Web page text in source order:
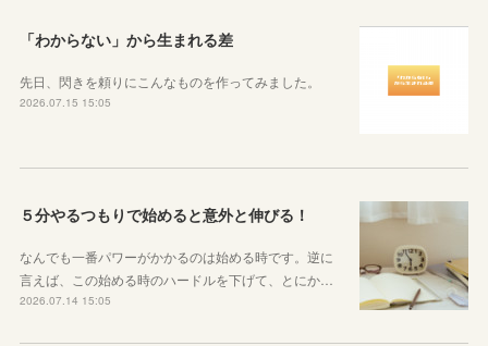
「わからない」から生まれる差
先日、閃きを頼りにこんなものを作ってみました。
2026.07.15 15:05
５分やるつもりで始めると意外と伸びる！
なんでも一番パワーがかかるのは始める時です。逆に
言えば、この始める時のハードルを下げて、とにか…
2026.07.14 15:05